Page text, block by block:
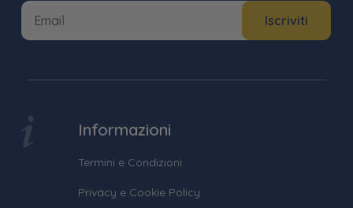
Informazioni
Termini e Condizioni
Privacy e Cookie Policy